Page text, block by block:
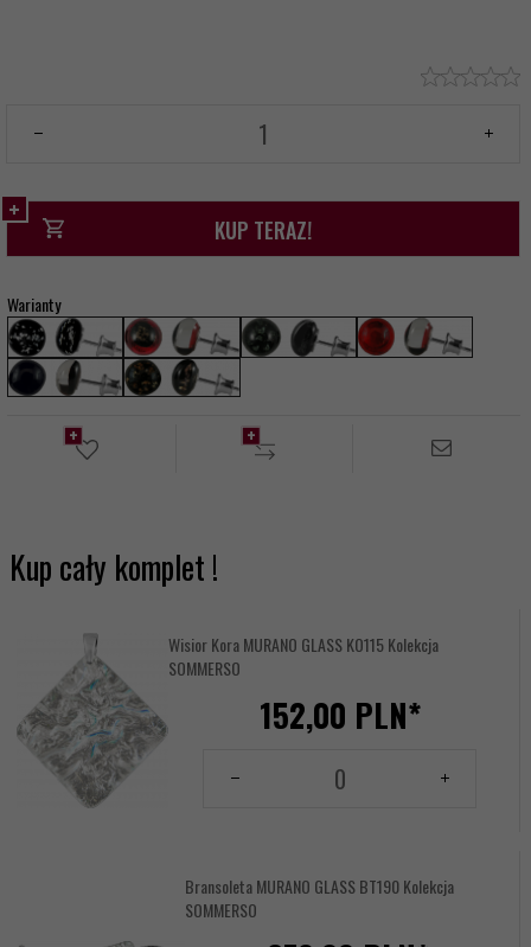
KUP TERAZ!
Warianty
Kup cały komplet !
Wisior Kora MURANO GLASS KO115 Kolekcja
SOMMERSO
152,00 PLN*
Bransoleta MURANO GLASS BT190 Kolekcja
SOMMERSO